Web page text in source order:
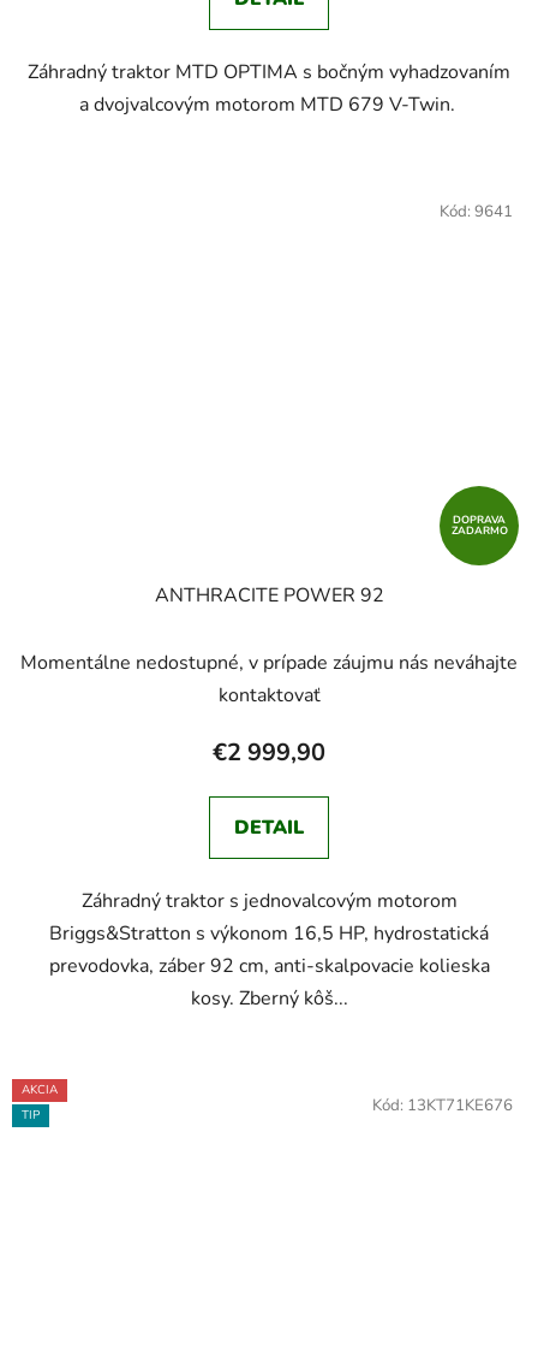
Záhradný traktor MTD OPTIMA s bočným vyhadzovaním
a dvojvalcovým motorom MTD 679 V-Twin.
DOPRAVA
ZADARMO
ANTHRACITE POWER 92
Momentálne nedostupné, v prípade záujmu nás neváhajte
kontaktovať
€2 999,90
DETAIL
Záhradný traktor s jednovalcovým motorom
Briggs&Stratton s výkonom 16,5 HP, hydrostatická
prevodovka, záber 92 cm, anti-skalpovacie kolieska
kosy. Zberný kôš...
Kód: 9641
AKCIA
TIP
Kód: 13KT71KE676